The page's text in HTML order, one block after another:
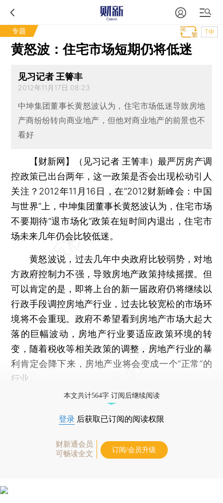
专题 T中
黄怒波：住宅市场短期仍将低迷
见习记者 王箐丰
2012年11月17日 08:23
中坤集团董事长黄怒波认为，住宅市场低迷导致房地
产商纷纷转向商业地产，但他对商业地产的前景也不
看好
【财新网】（见习记者 王箐丰）最严厉房产调
控政策已出台两年，这一政策是否会出现松动引人
关注？2012年11月16日，在“2012财新峰会：中国
与世界”上，中坤集团董事长黄怒波认为，住宅市场
不要期待“退市场化”政策在短时间内退出，住宅市
场未来几年仍会比较低迷。
黄怒波说，过去几年中央政府比较弱势，对地
方政府控制力不强，导致房地产政策持续摇摆。但
可以肯定的是，即将上台的新一届政府仍将继续以
行政手段调控房地产行业，过去比较宽松的市场环
境将不会重现。政府不希望看到房地产市场大起大
落的巨幅波动，房地产行业要适应政策环境的转
变，随着税收等相关政策的调整，房地产行业的暴
利肯定会降下来，房地产业将会变成一个“正常”的
行业。
本文共计564字 订阅后继续阅读
登录 后获取已订阅的阅读权限
财新通会员
可畅读全文
订阅/会员升级